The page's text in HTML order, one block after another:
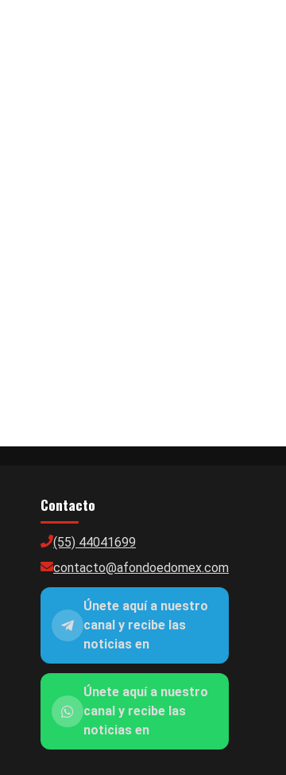
Contacto
(55) 44041699
contacto@afondoedomex.com
Únete aquí a nuestro
canal y recibe las
noticias en
Únete aquí a nuestro
canal y recibe las
noticias en